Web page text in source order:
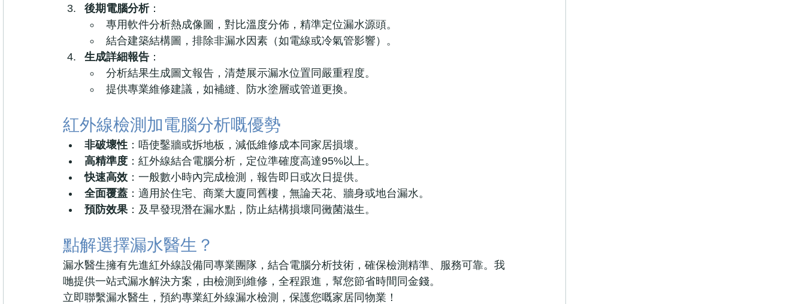
後期電腦分析：
專用軟件分析熱成像圖，對比溫度分佈，精準定位漏水源頭。
結合建築結構圖，排除非漏水因素（如電線或冷氣管影響）。
生成詳細報告 ：
分析結果生成圖文報告，清楚展示漏水位置同嚴重程度。
提供專業維修建議，如補縫、防水塗層或管道更換。
紅外線檢測加電腦分析嘅優勢
非破壞性 ：唔使鑿牆或拆地板，減低維修成本同家居損壞。
高精準度 ：紅外線結合電腦分析，定位準確度高達95%以上。
快速高效 ：一般數小時內完成檢測，報告即日或次日提供。
全面覆蓋 ：適用於住宅、商業大廈同舊樓，無論天花、牆身或地台漏水。
預防效果：及早發現潛在漏水點，防止結構損壞同黴菌滋生。
點解選擇漏水醫生？
漏水醫生擁有先進紅外線設備同專業團隊，結合電腦分析技術，確保檢測精準、服務可靠。我
哋提供一站式漏水解決方案，由檢測到維修，全程跟進，幫您節省時間同金錢。
立即聯繫漏水醫生，預約專業紅外線漏水檢測，保護您嘅家居同物業！